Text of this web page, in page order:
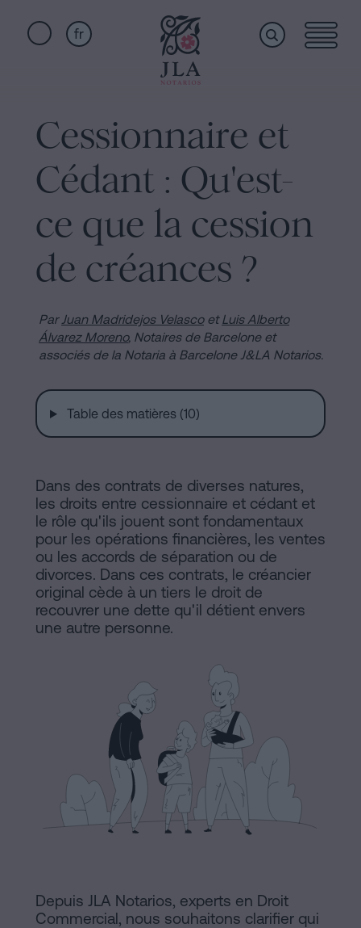
fr
Services
Qui
sommes-
nous
Installations
Notaire
en
ligne
Blog
Contacter
Politique
Manifeste
rapides
Serment
de
Nationalité
Notaire
Successions
Barcelone
Acte
de
Vente
à
Dissolution
de
couple
de
fait
à
Barcelone
Commercial
Traiter
une
étapes
Cessionnaire et
Cédant : Qu'est-
ce que la cession
de créances ?
Par Juan Madridejos VelascoetLuis Alberto
Álvarez Moreno, Notaires de Barcelone et
associés de la Notaria à Barcelone J&LA Notarios.
Table des matières (10)
Dans des contrats de diverses natures,
les droits entre cessionnaire et cédant et
le rôle qu'ils jouent sont fondamentaux
pour les opérations financières, les ventes
ou les accords de séparation ou de
divorces. Dans ces contrats, le créancier
original cède à un tiers le droit de
recouvrer une dette qu'il détient envers
une autre personne.
Depuis JLA Notarios, experts en Droit
Commercial, nous souhaitons clarifier qui